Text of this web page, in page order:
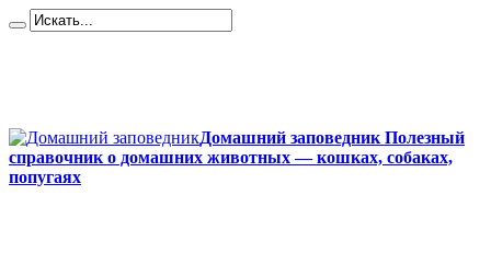
Домашний заповедник Полезный
справочник о домашних животных — кошках, собаках,
попугаях